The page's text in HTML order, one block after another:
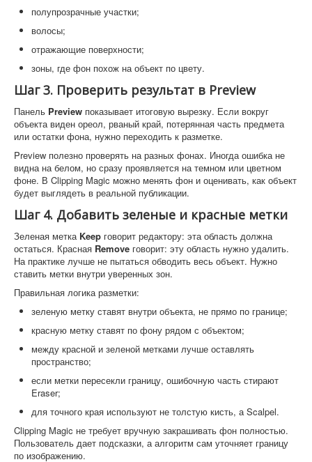
полупрозрачные участки;
волосы;
отражающие поверхности;
зоны, где фон похож на объект по цвету.
Шаг 3. Проверить результат в Preview
Панель Preview показывает итоговую вырезку. Если вокруг
объекта виден ореол, рваный край, потерянная часть предмета
или остатки фона, нужно переходить к разметке.
Preview полезно проверять на разных фонах. Иногда ошибка не
видна на белом, но сразу проявляется на темном или цветном
фоне. В Clipping Magic можно менять фон и оценивать, как объект
будет выглядеть в реальной публикации.
Шаг 4. Добавить зеленые и красные метки
Зеленая метка Keep говорит редактору: эта область должна
остаться. Красная Remove говорит: эту область нужно удалить.
На практике лучше не пытаться обводить весь объект. Нужно
ставить метки внутри уверенных зон.
Правильная логика разметки:
зеленую метку ставят внутри объекта, не прямо по границе;
красную метку ставят по фону рядом с объектом;
между красной и зеленой метками лучше оставлять
пространство;
если метки пересекли границу, ошибочную часть стирают
Eraser;
для точного края используют не толстую кисть, а Scalpel.
Clipping Magic не требует вручную закрашивать фон полностью.
Пользователь дает подсказки, а алгоритм сам уточняет границу
по изображению.